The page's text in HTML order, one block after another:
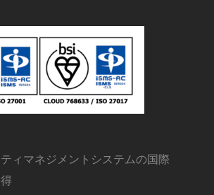
ィマネジメントシステムの国際